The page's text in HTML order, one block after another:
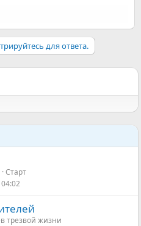
для ответа.
Старт
трезвой жизни